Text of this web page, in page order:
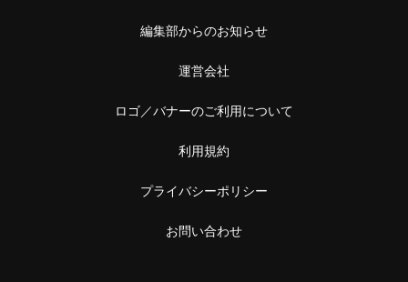
編集部からのお知らせ
運営会社
ロゴ／バナーのご利用について
利用規約
プライバシーポリシー
お問い合わせ